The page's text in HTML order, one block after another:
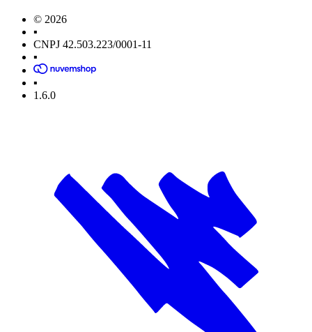
© 2026
▪
CNPJ 42.503.223/0001-11
▪
▪
1.6.0